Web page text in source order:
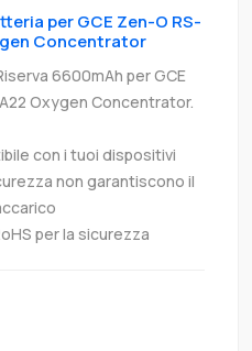
per GCE Zen-O RS-
Concentrator
6600mAh per GCE
Oxygen Concentrator.
con i tuoi dispositivi
non garantiscono il
per la sicurezza